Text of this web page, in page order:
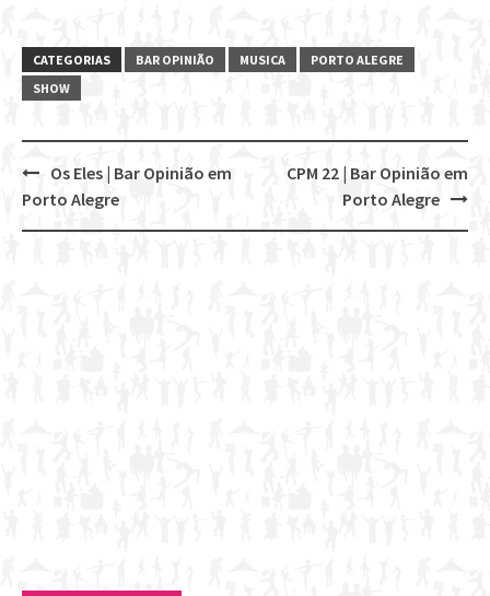
CATEGORIAS BAR OPINIÃO MUSICA
PORTO ALEGRE
SHOW
Post
navigation
CPM 22 | Bar Opinião em
Porto Alegre
Os Eles | Bar Opinião em
Porto Alegre